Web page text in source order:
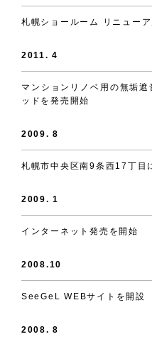
札幌ショールーム リニューア
2011. 4
マンションリノベ用の無垢
ッドを発売開始
2009. 8
札幌市中央区南9条西17丁目
2009. 1
インターネット発売を開始
2008.10
SeeGeL WEBサイトを開設
2008. 8